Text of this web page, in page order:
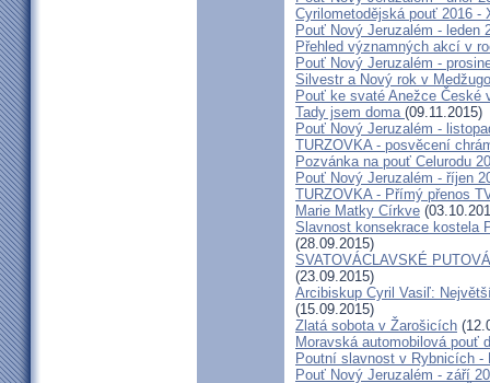
Cyrilometodějská pouť 2016 -
Pouť Nový Jeruzalém - leden
Přehled významných akcí v
Pouť Nový Jeruzalém -
Silvestr a Nový rok v
Pouť ke svaté Anežce České
Tady jsem doma (09.11.2015)
Pouť Nový Jeruzalém -
TURZOVKA - posvěcení
Pozvánka na pouť Celurodu
Pouť Nový Jeruzalém - říjen
TURZOVKA - Přímý přenos
Marie Matky Církve
Slavnost konsekrace kostela
(28.09.2015)
SVATOVÁCLAVSKÉ
(23.09.2015)
Arcibiskup Cyril Vasiľ:
(15.09.2015)
Zlatá sobota v Žarošicích
Moravská automobilová pouť
Poutní slavnost v Rybnicích -
Pouť Nový Jeruzalém - září